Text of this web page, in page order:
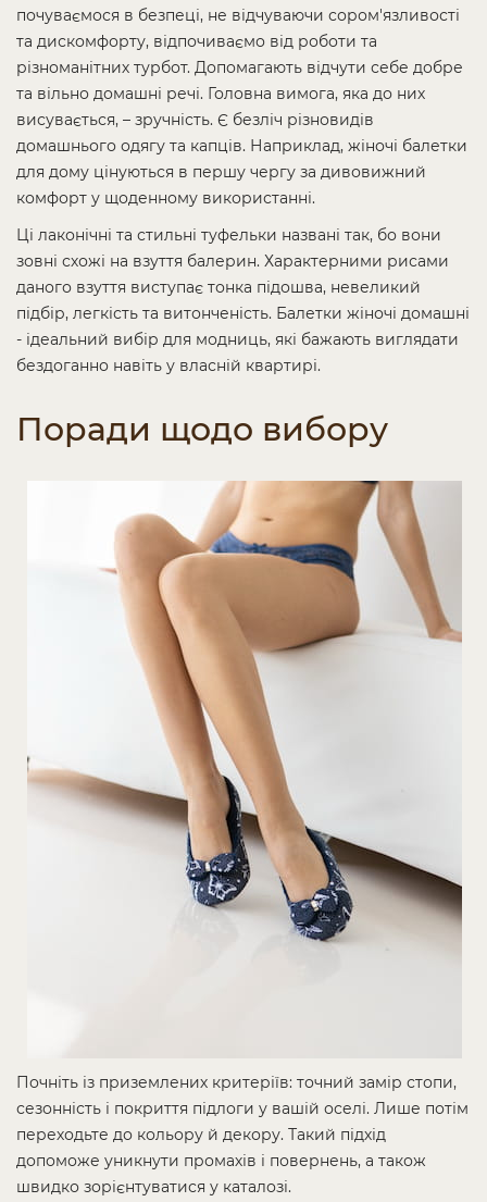
почуваємося в безпеці, не відчуваючи сором'язливості
та дискомфорту, відпочиваємо від роботи та
різноманітних турбот. Допомагають відчути себе добре
та вільно домашні речі. Головна вимога, яка до них
висувається, – зручність. Є безліч різновидів
домашнього одягу та капців. Наприклад, жіночі балетки
для дому цінуються в першу чергу за дивовижний
комфорт у щоденному використанні.
Ці лаконічні та стильні туфельки названі так, бо вони
зовні схожі на взуття балерин. Характерними рисами
даного взуття виступає тонка підошва, невеликий
підбір, легкість та витонченість. Балетки жіночі домашні
- ідеальний вибір для модниць, які бажають виглядати
бездоганно навіть у власній квартирі.
Поради щодо вибору
Почніть із приземлених критеріїв: точний замір стопи,
сезонність і покриття підлоги у вашій оселі. Лише потім
переходьте до кольору й декору. Такий підхід
допоможе уникнути промахів і повернень, а також
швидко зорієнтуватися у каталозі.